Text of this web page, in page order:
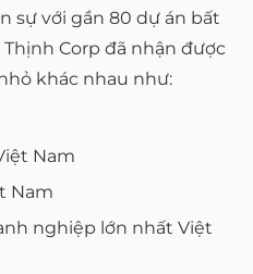
sự với gần 80 dự án bất
Corp đã nhận được
khác nhau như:
Nam
Nam
nghiệp lớn nhất Việt